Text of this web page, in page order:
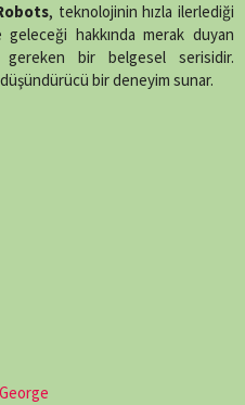
, teknolojinin hızla ilerlediği
hakkında merak duyan
bir belgesel serisidir.
bir deneyim sunar.